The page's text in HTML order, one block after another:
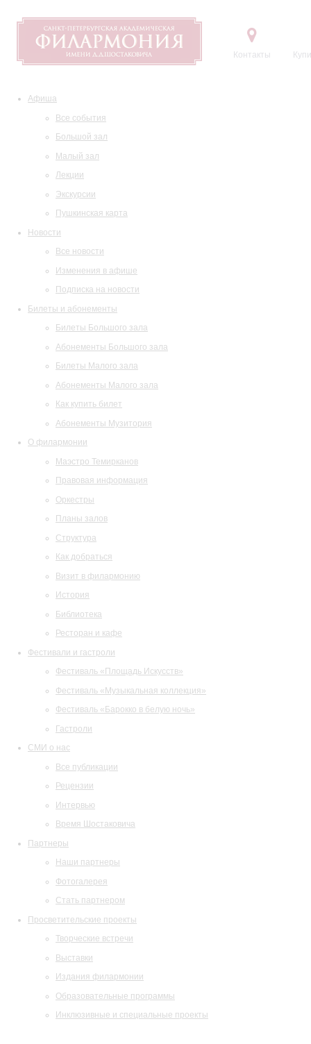
Контакты
Афиша
Все события
Большой зал
Малый зал
Лекции
Экскурсии
Пушкинская карта
Новости
Все новости
Изменения в афише
Подписка на новости
Билеты и абонементы
Билеты Большого зала
Абонементы Большого зала
Билеты Малого зала
Абонементы Малого зала
Как купить билет
Абонементы Музитория
О филармонии
Маэстро Темирканов
Правовая информация
Оркестры
Планы залов
Структура
Как добраться
Визит в филармонию
История
Библиотека
Ресторан и кафе
Фестивали и гастроли
Фестиваль «Площадь Искусств»
Фестиваль «Музыкальная коллекция»
Фестиваль «Барокко в белую ночь»
Гастроли
СМИ о нас
Все публикации
Рецензии
Интервью
Время Шостаковича
Партнеры
Наши партнеры
Фотогалерея
Стать партнером
Просветительские проекты
Творческие встречи
Выставки
Издания филармонии
Образовательные программы
Инклюзивные и специальные проекты